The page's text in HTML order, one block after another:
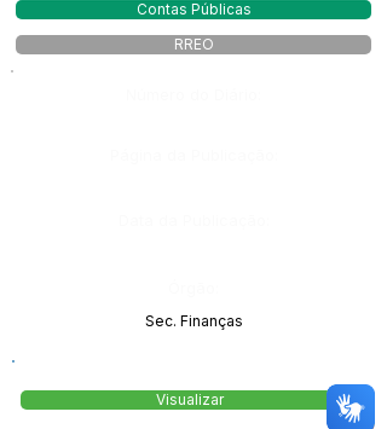
Contas Públicas
RREO
Sec. Finanças
Visualizar